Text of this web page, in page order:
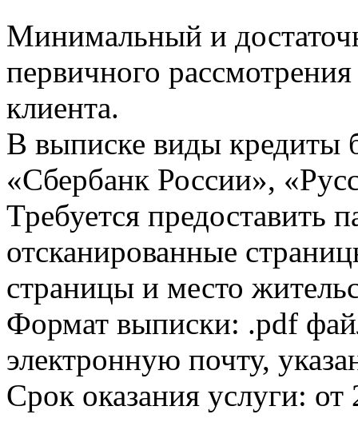
Минимальный и
первичного
клиента.
В выписке виды кредиты
«Сбербанк России»,
Требуется предоставить
отсканированные
страницы и место
Формат выписки: .pdf
электронную почту,
Срок оказания услуги: от